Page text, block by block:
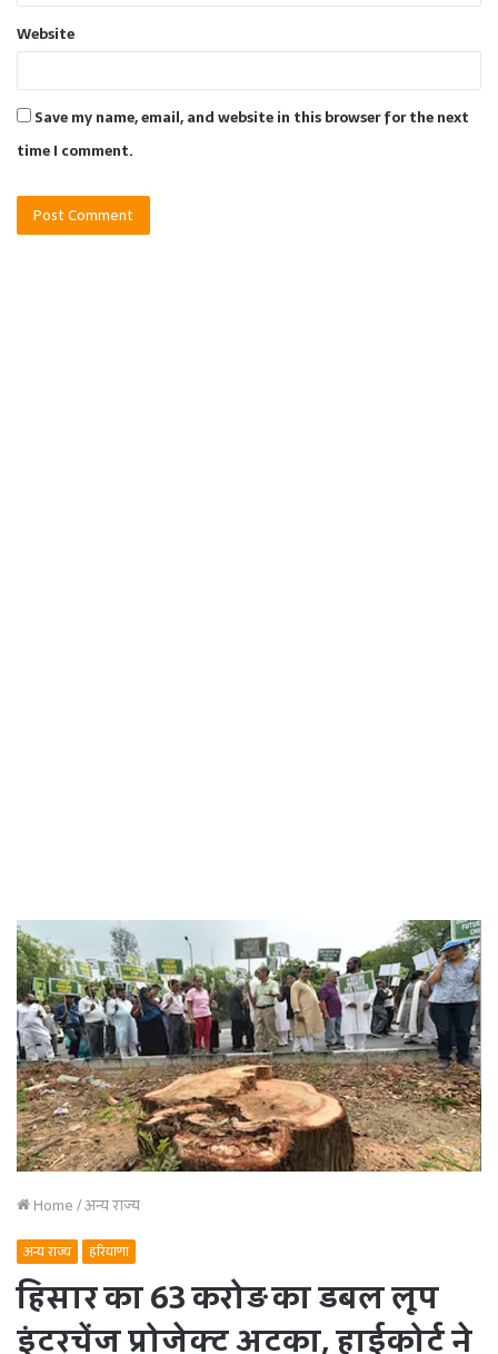
Website
Save my name, email, and website in this browser for the next
time I comment.